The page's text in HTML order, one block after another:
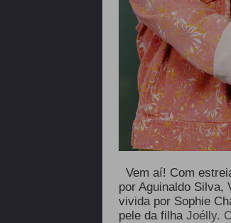
Vem aí! Com
por Aguinaldo Silva,
vivida por Sophie
pele da filha Joélly.